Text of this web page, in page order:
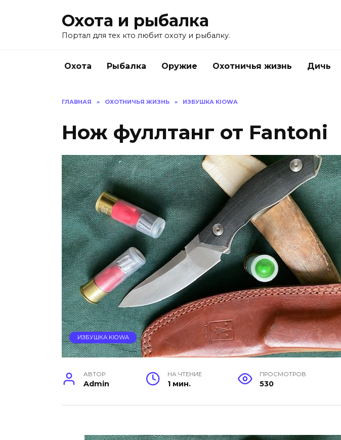
Охота и рыбалка
Портал для тех кто любит охоту и рыбалку.
Охота Рыбалка Оружие Охотничья жизнь Дичь
ГЛАВНАЯ » ОХОТНИЧЬЯ ЖИЗНЬ » ИЗБУШКА KIOWA
Нож фуллтанг от Fantoni
ИЗБУШКА KIOWA
АВТОР
Admin
НА ЧТЕНИЕ
1 мин.
ПРОСМОТРОВ
530